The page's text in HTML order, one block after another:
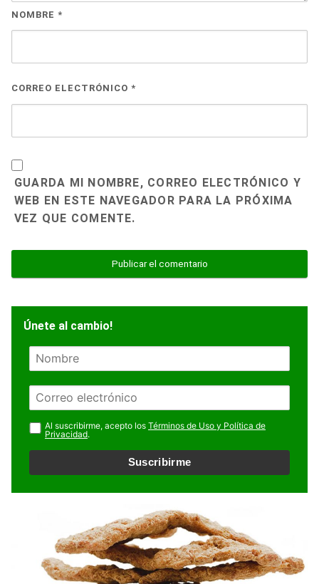
NOMBRE *
CORREO ELECTRÓNICO *
GUARDA MI NOMBRE, CORREO ELECTRÓNICO Y
WEB EN ESTE NAVEGADOR PARA LA PRÓXIMA
VEZ QUE COMENTE.
Únete al cambio!
N
r
e
E
m
a
i
l
Al suscribirme, acepto los Términos de Uso y Política de
Privacidad.
Suscribirme